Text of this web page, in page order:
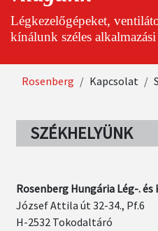
Légkezelőgépeket,
kínálunk széles
Morzsa
Rosenberg Kapcsolat
SZÉKHELYÜNK
Rosenberg Hungária Lég-.
József Attila út 32-34., Pf.6
H-2532 Tokodaltáró